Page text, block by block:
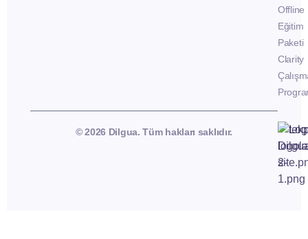
Offline
Eğitim
Paketi
Clarity
© 2026 Dilgua. Tüm hakları saklıdır.